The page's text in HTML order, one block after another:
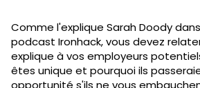
Comme l'explique Sarah Doody
podcast Ironhack, vous devez
explique à vos employeurs
êtes unique et pourquoi ils
opportunité s'ils ne vous